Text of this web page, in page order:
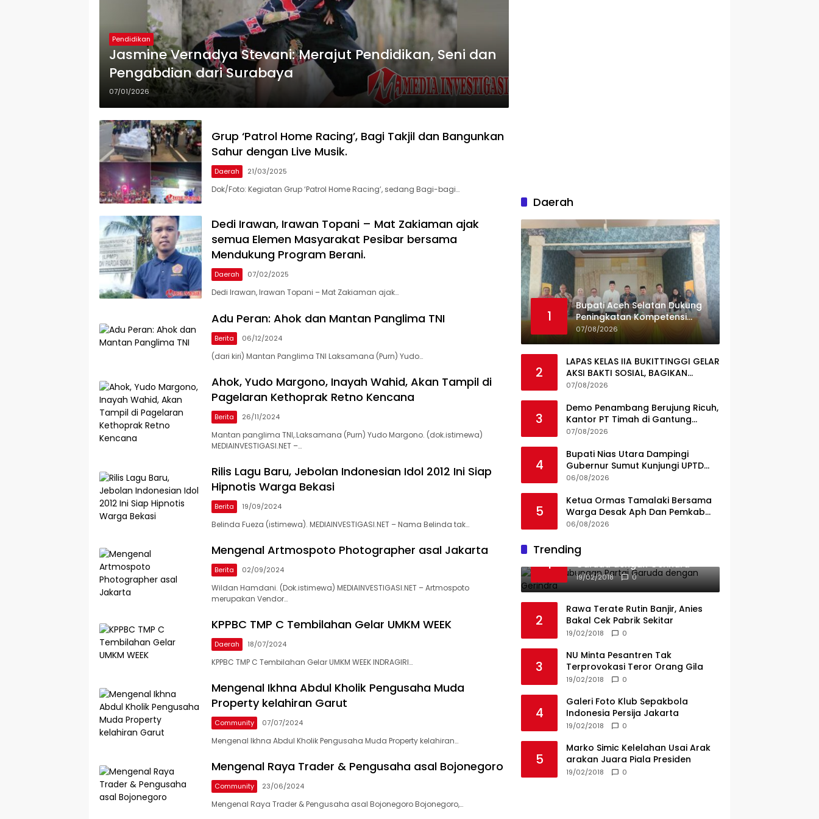
Pendidikan
Jasmine Vernadya Stevani: Merajut Pendidikan, Seni dan
Pengabdian dari Surabaya
07/01/2026
Grup ‘Patrol Home Racing’, Bagi Takjil dan Bangunkan
Sahur dengan Live Musik.
Daerah 21/03/2025
Dok/Foto: Kegiatan Grup ‘Patrol Home Racing’, sedang Bagi-bagi…
Dedi Irawan, Irawan Topani – Mat Zakiaman ajak
semua Elemen Masyarakat Pesibar bersama
Mendukung Program Berani.
Daerah 07/02/2025
Dedi Irawan, Irawan Topani – Mat Zakiaman ajak…
Adu Peran: Ahok dan Mantan Panglima TNI
Berita 06/12/2024
(dari kiri) Mantan Panglima TNI Laksamana (Purn) Yudo…
Ahok, Yudo Margono, Inayah Wahid, Akan Tampil di
Pagelaran Kethoprak Retno Kencana
Berita 26/11/2024
Mantan panglima TNI,.Laksamana (Purn) Yudo Margono. (dok.istimewa)
MEDIAINVESTIGASI.NET –…
Rilis Lagu Baru, Jebolan Indonesian Idol 2012 Ini Siap
Hipnotis Warga Bekasi
Berita 19/09/2024
Belinda Fueza (istimewa). MEDIAINVESTIGASI.NET – Nama Belinda tak…
Mengenal Artmospoto Photographer asal Jakarta
Berita 02/09/2024
Wildan Hamdani. (Dok.istimewa) MEDIAINVESTIGASI.NET – Artmospoto
merupakan Vendor…
KPPBC TMP C Tembilahan Gelar UMKM WEEK
Daerah 18/07/2024
KPPBC TMP C Tembilahan Gelar UMKM WEEK INDRAGIRI…
Mengenal Ikhna Abdul Kholik Pengusaha Muda
Property kelahiran Garut
Community 07/07/2024
Mengenal Ikhna Abdul Kholik Pengusaha Muda Property kelahiran…
Mengenal Raya Trader & Pengusaha asal Bojonegoro
Community 23/06/2024
Mengenal Raya Trader & Pengusaha asal Bojonegoro Bojonegoro,…
Daerah
1
Bupati Aceh Selatan Dukung
Peningkatan Kompetensi
Guru, Pemkab Jajaki Kerja
Sama dengan Pascasarjana
07/08/2026
2
LAPAS KELAS IIA BUKITTINGGI GELAR
AKSI BAKTI SOSIAL, BAGIKAN
SEMBAKO KEPADA MASYARAKAT
07/08/2026
3
Demo Penambang Berujung Ricuh,
Kantor PT Timah di Gantung
Terbakar; Tuntutan Tata Niaga
07/08/2026
4
Bupati Nias Utara Dampingi
Gubernur Sumut Kunjungi UPTD
Puskesmas Lahewa
06/08/2026
5
Ketua Ormas Tamalaki Bersama
Warga Desak Aph Dan Pemkab
Konsel Tangkap Pelaku Angkut
PT KAP Melintas Jalan Umum
06/08/2026
Trending
1
Ini Dia Hubungan Partai
Garuda dengan Gerindra
19/02/2018 0
2
Rawa Terate Rutin Banjir, Anies
Bakal Cek Pabrik Sekitar
19/02/2018 0
3
NU Minta Pesantren Tak
Terprovokasi Teror Orang Gila
19/02/2018 0
4
Galeri Foto Klub Sepakbola
Indonesia Persija Jakarta
19/02/2018 0
5
Marko Simic Kelelahan Usai Arak
arakan Juara Piala Presiden
19/02/2018 0